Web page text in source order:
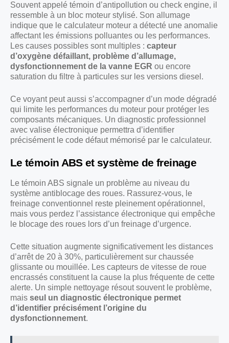
Souvent appelé témoin d’antipollution ou check engine, il
ressemble à un bloc moteur stylisé. Son allumage
indique que le calculateur moteur a détecté une anomalie
affectant les émissions polluantes ou les performances.
Les causes possibles sont multiples : capteur
d’oxygène défaillant, problème d’allumage,
dysfonctionnement de la vanne EGR ou encore
saturation du filtre à particules sur les versions diesel.
Ce voyant peut aussi s’accompagner d’un mode dégradé
qui limite les performances du moteur pour protéger les
composants mécaniques. Un diagnostic professionnel
avec valise électronique permettra d’identifier
précisément le code défaut mémorisé par le calculateur.
Le témoin ABS et système de freinage
Le témoin ABS signale un problème au niveau du
système antiblocage des roues. Rassurez-vous, le
freinage conventionnel reste pleinement opérationnel,
mais vous perdez l’assistance électronique qui empêche
le blocage des roues lors d’un freinage d’urgence.
Cette situation augmente significativement les distances
d’arrêt de 20 à 30%, particulièrement sur chaussée
glissante ou mouillée. Les capteurs de vitesse de roue
encrassés constituent la cause la plus fréquente de cette
alerte. Un simple nettoyage résout souvent le problème,
mais seul un diagnostic électronique permet
d’identifier précisément l’origine du
dysfonctionnement.